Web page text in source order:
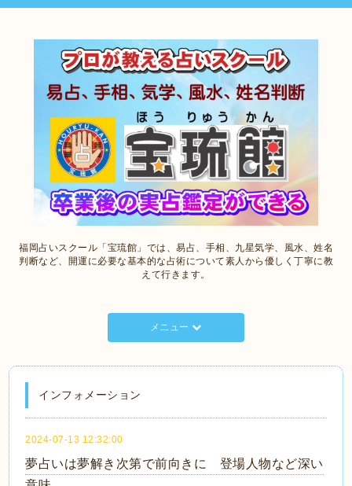
福岡占いスクール「宝琉館」では、易占、手相、九星気学、風水、姓名
判断など、開運に必要な基本的な占術について素人から優しく丁寧に教
えて行きます。
メニュー
インフォメーション
2024-07-13 12:32:00
夢占いは夢解き次第で前向きに 登場人物など深い